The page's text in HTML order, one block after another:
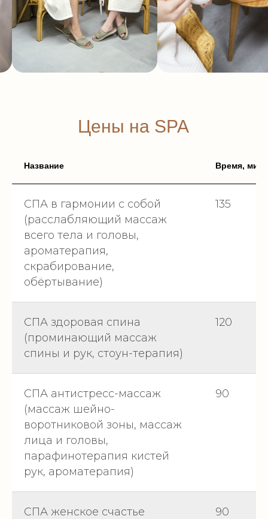
Цены на SPA
Название Время, мин
СПА в гармонии с собой
(расслабляющий массаж
всего тела и головы,
ароматерапия,
скрабирование,
обёртывание)
135
СПА здоровая спина
(проминающий массаж
спины и рук, стоун-терапия)
120
СПА антистресс-массаж
(массаж шейно-
воротниковой зоны, массаж
лица и головы,
парафинотерапия кистей
рук, ароматерапия)
90
СПА женское счастье
90